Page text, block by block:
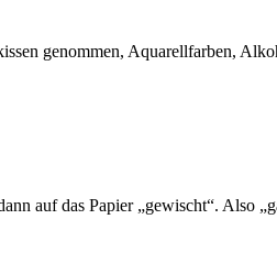
genommen, Aquarellfarben,
auf das Papier „gewischt“. Also